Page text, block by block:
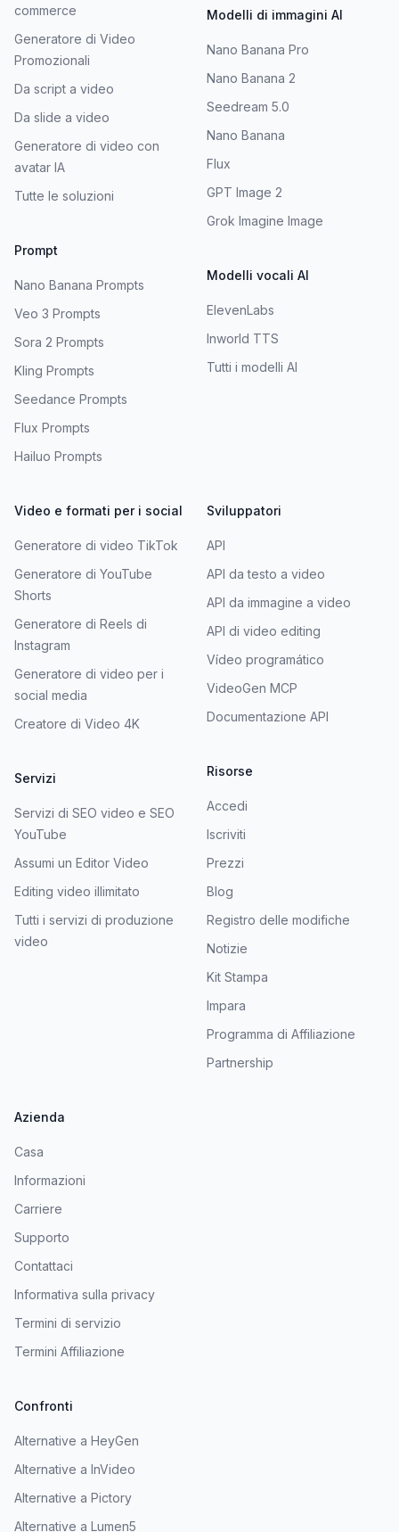
commerce
Generatore di Video
Promozionali
Da script a video
Da slide a video
Generatore di video con
avatar IA
Tutte le soluzioni
Prompt
Nano Banana Prompts
Veo 3 Prompts
Sora 2 Prompts
Kling Prompts
Seedance Prompts
Flux Prompts
Hailuo Prompts
Modelli di immagini AI
Nano Banana Pro
Nano Banana 2
Seedream 5.0
Nano Banana
Flux
GPT Image 2
Grok Imagine Image
Modelli vocali AI
ElevenLabs
Inworld TTS
Tutti i modelli AI
Video e formati per i social
Generatore di video TikTok
Generatore di YouTube
Shorts
Generatore di Reels di
Instagram
Generatore di video per i
social media
Creatore di Video 4K
Servizi
Servizi di SEO video e SEO
YouTube
Assumi un Editor Video
Editing video illimitato
Tutti i servizi di produzione
video
Sviluppatori
API
API da testo a video
API da immagine a video
API di video editing
Vídeo programático
VideoGen MCP
Documentazione API
Risorse
Accedi
Iscriviti
Prezzi
Blog
Registro delle modifiche
Notizie
Kit Stampa
Impara
Programma di Affiliazione
Partnership
Azienda
Casa
Informazioni
Carriere
Supporto
Contattaci
Informativa sulla privacy
Termini di servizio
Termini Affiliazione
Confronti
Alternative a HeyGen
Alternative a InVideo
Alternative a Pictory
Alternative a Lumen5